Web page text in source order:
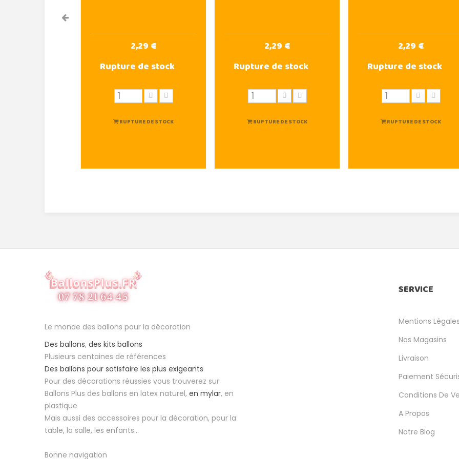
2,29 €
Rupture de stock
RUPTURE DE STOCK
2,29 €
Rupture de stock
RUPTURE DE STOCK
2,29 €
Rupture de stock
RUPTURE DE STOCK
Le monde des ballons pour la décoration
Des ballons, des kits ballons
Plusieurs centaines de références
Des ballons pour satisfaire les plus exigeants
Pour des décorations réussies vous trouverez sur
Ballons Plus des ballons en latex naturel, en mylar, en
plastique
Mais aussi des accessoires pour la décoration, pour la
table, la salle, les enfants...
Bonne navigation
SERVICE
Mentions Légales
Nos Magasins
Livraison
Paiement
Conditions De
A Propos
Notre Blog